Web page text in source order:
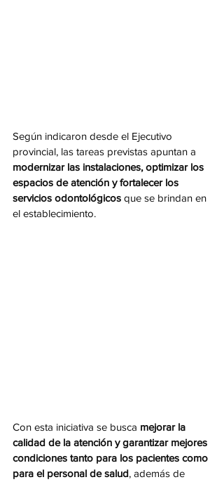
Según indicaron desde el Ejecutivo
provincial, las tareas previstas apuntan a
modernizar las instalaciones, optimizar los
espacios de atención y fortalecer los
servicios odontológicos que se brindan en
el establecimiento.
Con esta iniciativa se busca mejorar la
calidad de la atención y garantizar mejores
condiciones tanto para los pacientes como
para el personal de salud, además de